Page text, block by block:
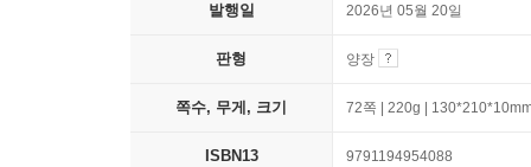
발행일 2026년 05월 20일
판형 양장
쪽수, 무게, 크기 72쪽 | 220g |
ISBN13 9791194954088